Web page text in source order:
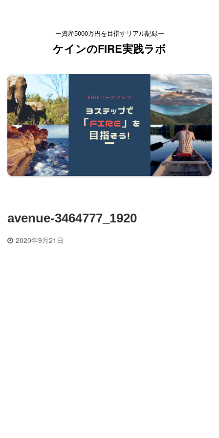
ー資産5000万円を目指すリアル記録ー
ケインのFIRE実践ラボ
avenue-3464777_1920
2020年9月21日